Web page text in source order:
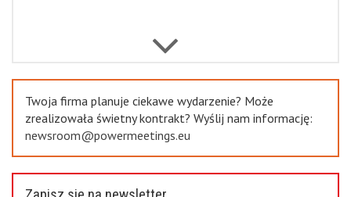
Twoja firma planuje ciekawe wydarzenie? Może
zrealizowała świetny kontrakt? Wyślij nam informację:
newsroom@powermeetings.eu